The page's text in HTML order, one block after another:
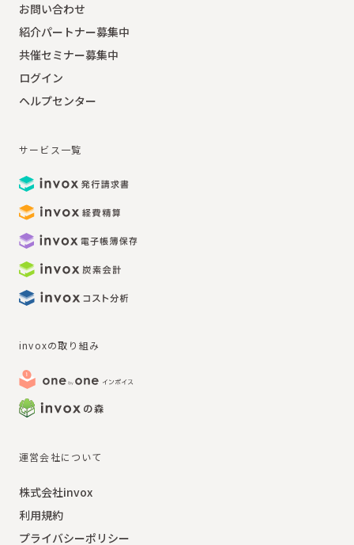
お問い合わせ
紹介パートナー募集中
共催セミナー募集中
ログイン
ヘルプセンター
サービス一覧
invoxの取り組み
運営会社について
株式会社invox
利用規約
プライバシーポリシー